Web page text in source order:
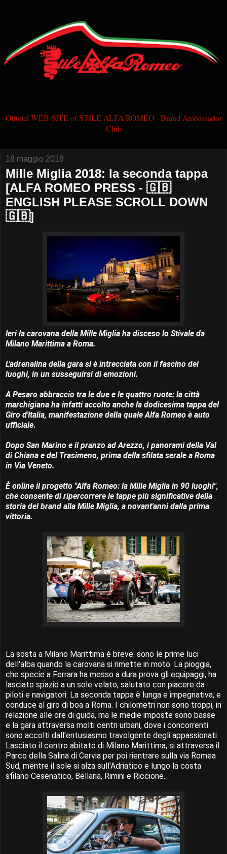
Official WEB SITE of STILE ALFA ROMEO - Brand Ambassador
Club
18 maggio 2018
Mille Miglia 2018: la seconda tappa
[ALFA ROMEO PRESS - 🇬🇧
ENGLISH PLEASE SCROLL DOWN
🇬🇧]
Ieri la carovana della Mille Miglia ha disceso lo Stivale da
Milano Marittima a Roma.
L'adrenalina della gara si è intrecciata con il fascino dei
luoghi, in un susseguirsi di emozioni.
A Pesaro abbraccio tra le due e le quattro ruote: la città
marchigiana ha infatti accolto anche la dodicesima tappa del
Giro d'Italia, manifestazione della quale Alfa Romeo è auto
ufficiale.
Dopo San Marino e il pranzo ad Arezzo, i panorami della Val
di Chiana e del Trasimeno, prima della sfilata serale a Roma
in Via Veneto.
È online il progetto "Alfa Romeo: la Mille Miglia in 90 luoghi",
che consente di ripercorrere le tappe più significative della
storia del brand alla Mille Miglia, a novant'anni dalla prima
vittoria.
La sosta a Milano Marittima è breve: sono le prime luci
dell'alba quando la carovana si rimette in moto. La pioggia,
che specie a Ferrara ha messo a dura prova gli equipaggi, ha
lasciato spazio a un sole velato, salutato con piacere da
piloti e navigatori. La seconda tappa è lunga e impegnativa, e
conduce al giro di boa a Roma. I chilometri non sono troppi, in
relazione alle ore di guida, ma le medie imposte sono basse
e la gara attraversa molti centri urbani, dove i concorrenti
sono accolti dall'entusiasmo travolgente degli appassionati.
Lasciato il centro abitato di Milano Marittima, si attraversa il
Parco della Salina di Cervia per poi rientrare sulla via Romea
Sud, mentre il sole si alza sull'Adriatico e lungo la costa
sfilano Cesenatico, Bellaria, Rimini e Riccione.